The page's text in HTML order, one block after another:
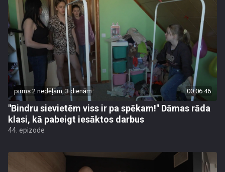
pirms 2 nedēļām, 3 dienām 00:06:46
"Bindru sievietēm viss ir pa spēkam!" Dāmas rāda
klasi, kā pabeigt iesāktos darbus
44. epizode